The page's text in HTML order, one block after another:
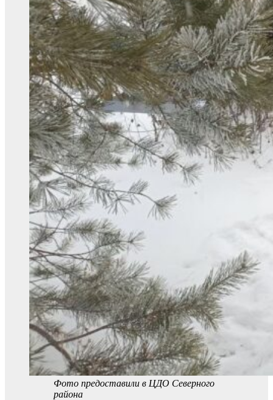
Фото предоставили в ЦДО Северного
района